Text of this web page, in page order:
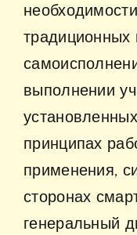
традиционных
выполнении
принципах
применения,
сторонах
генеральный